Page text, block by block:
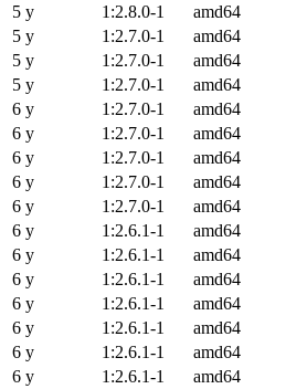
5 y
1:2.8.0-1 amd64
5 y
1:2.7.0-1 amd64
5 y
1:2.7.0-1 amd64
5 y
1:2.7.0-1 amd64
6 y
1:2.7.0-1 amd64
6 y
1:2.7.0-1 amd64
6 y
1:2.7.0-1 amd64
6 y
1:2.7.0-1 amd64
6 y
1:2.7.0-1 amd64
6 y
1:2.6.1-1 amd64
6 y
1:2.6.1-1 amd64
6 y
1:2.6.1-1 amd64
6 y
1:2.6.1-1 amd64
6 y
1:2.6.1-1 amd64
6 y
1:2.6.1-1 amd64
6 y
1:2.6.1-1 amd64